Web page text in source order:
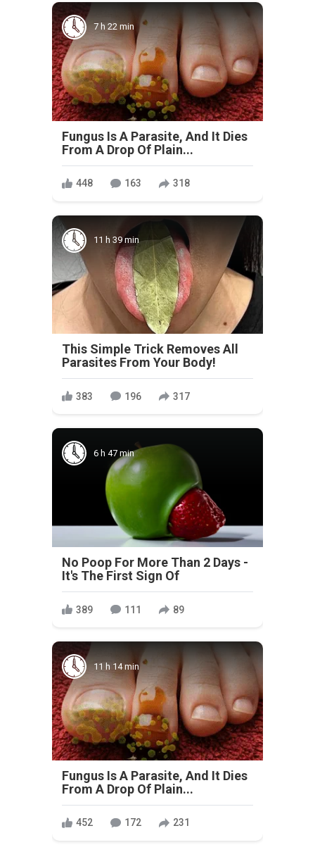
7 h 22 min
Fungus Is A Parasite, And It Dies
From A Drop Of Plain...
448 163 318
11 h 39 min
This Simple Trick Removes All
Parasites From Your Body!
383 196 317
6 h 47 min
No Poop For More Than 2 Days -
It's The First Sign Of
389 111 89
11 h 14 min
Fungus Is A Parasite, And It Dies
From A Drop Of Plain...
452 172 231